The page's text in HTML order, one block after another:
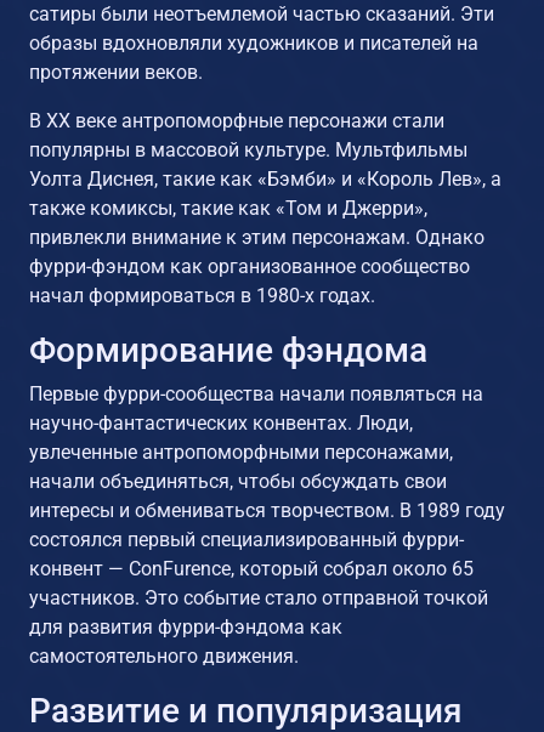
сатиры были неотъемлемой частью сказаний. Эти
образы вдохновляли художников и писателей на
протяжении веков.
В XX веке антропоморфные персонажи стали
популярны в массовой культуре. Мультфильмы
Уолта Диснея, такие как «Бэмби» и «Король Лев», а
также комиксы, такие как «Том и Джерри»,
привлекли внимание к этим персонажам. Однако
фурри-фэндом как организованное сообщество
начал формироваться в 1980-х годах.
Формирование фэндома
Первые фурри-сообщества начали появляться на
научно-фантастических конвентах. Люди,
увлеченные антропоморфными персонажами,
начали объединяться, чтобы обсуждать свои
интересы и обмениваться творчеством. В 1989 году
состоялся первый специализированный фурри-
конвент — ConFurence, который собрал около 65
участников. Это событие стало отправной точкой
для развития фурри-фэндома как
самостоятельного движения.
Развитие и популяризация